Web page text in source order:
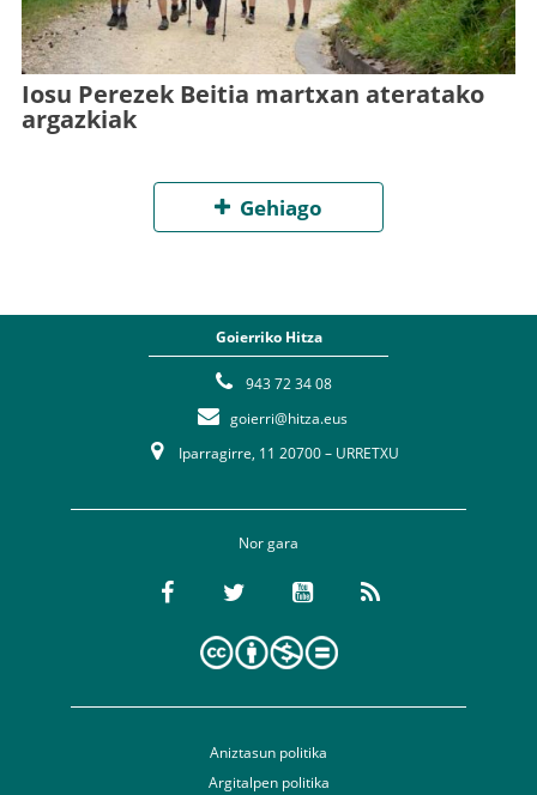
Iosu Perezek Beitia martxan ateratako
argazkiak
Gehiago
Goierriko Hitza
943 72 34 08
goierri@hitza.eus
Iparragirre, 11 20700 – URRETXU
Nor gara
Aniztasun politika
Argitalpen politika